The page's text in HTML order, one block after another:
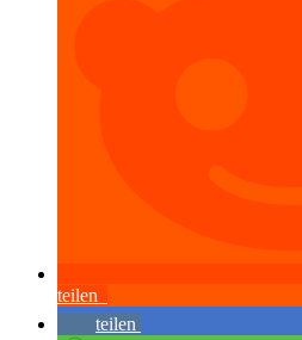
teilen
teilen